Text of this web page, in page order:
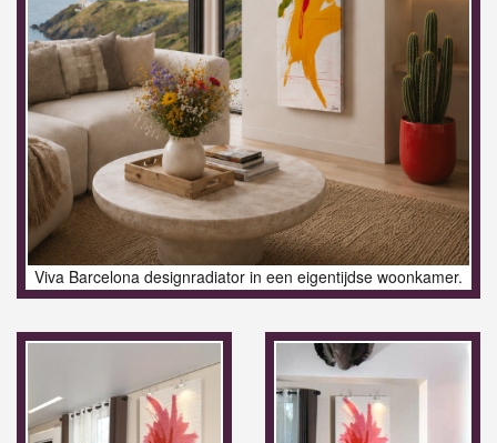
Viva Barcelona designradiator in een eigentijdse woonkamer.